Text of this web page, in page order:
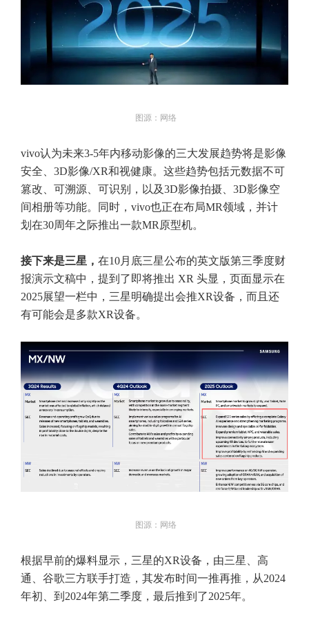
图源：网络
vivo认为未来3-5年内移动影像的三大发展趋势将是影像
安全、3D影像/XR和视健康。这些趋势包括元数据不可
篡改、可溯源、可识别，以及3D影像拍摄、3D影像空
间相册等功能。同时，vivo也正在布局MR领域，并计
划在30周年之际推出一款MR原型机。
接下来是三星， 在10月底三星公布的英文版第三季度财
报演示文稿中，提到了即将推出 XR 头显，页面显示在
2025展望一栏中，三星明确提出会推XR设备，而且还
有可能会是多款XR设备。
图源：网络
根据早前的爆料显示，三星的XR设备，由三星、高
通、谷歌三方联手打造，其发布时间一推再推，从2024
年初、到2024年第二季度，最后推到了2025年。